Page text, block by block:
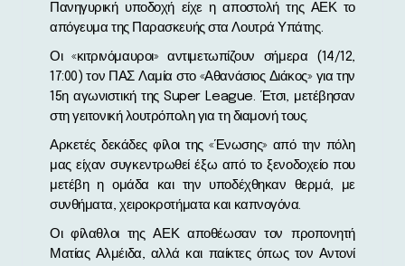
Πανηγυρική υποδοχή είχε η αποστολή της ΑΕΚ το
απόγευμα της Παρασκευής στα Λουτρά Υπάτης.
Οι «κιτρινόμαυροι» αντιμετωπίζουν σήμερα (14/12,
17:00) τον ΠΑΣ Λαμία στο «Αθανάσιος Διάκος» για την
15η αγωνιστική της Super League. Έτσι, μετέβησαν
στη γειτονική λουτρόπολη για τη διαμονή τους.
Αρκετές δεκάδες φίλοι της «Ένωσης» από την πόλη
μας είχαν συγκεντρωθεί έξω από το ξενοδοχείο που
μετέβη η ομάδα και την υποδέχθηκαν θερμά, με
συνθήματα, χειροκροτήματα και καπνογόνα.
Οι φίλαθλοι της ΑΕΚ αποθέωσαν τον προπονητή
Ματίας Αλμέιδα, αλλά και παίκτες όπως τον Αντονί